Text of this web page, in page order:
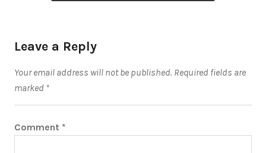
Leave a Reply
Your email address will not be published. Required fields are
marked *
Comment *